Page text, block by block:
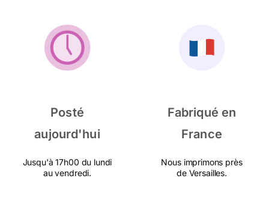
Posté
aujourd'hui
Jusqu'à 17h00 du lundi
au vendredi.
Fabriqué en
France
Nous imprimons près
de Versailles.